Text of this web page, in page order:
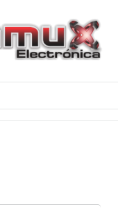
TECNOLOGIA
Bombillos